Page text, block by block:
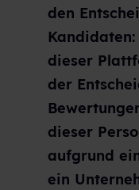
den
dieser
der
dieser
aufgrund
ein